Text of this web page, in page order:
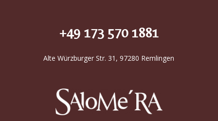
+49 173 570 1881
Alte Würzburger Str. 31, 97280 Remlingen